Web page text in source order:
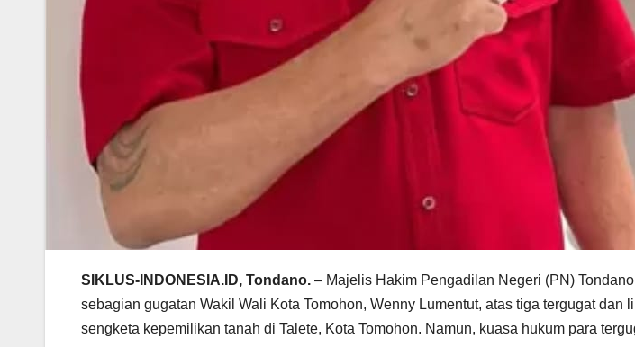
SIKLUS-INDONESIA.ID, Tondano. – Majelis Hakim Pengadilan Negeri (PN)
sebagian gugatan Wakil Wali Kota Tomohon, Wenny Lumentut, atas tiga tergugat dan
sengketa kepemilikan tanah di Talete, Kota Tomohon. Namun, kuasa hukum para